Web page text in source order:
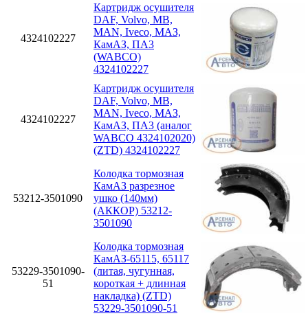
4324102227
Картридж осушителя
DAF, Volvo, MB,
MAN, Iveco, МАЗ,
КамАЗ, ПА3
(WABCO)
4324102227
4324102227
Картридж осушителя
DAF, Volvo, MB,
MAN, Iveco, МАЗ,
КамАЗ, ПА3 (аналог
WABCO 4324102020)
(ZTD) 4324102227
53212-3501090
Колодка тормозная
КамАЗ разрезное
ушко (140мм)
(АККОР) 53212-
3501090
53229-3501090-
51
Колодка тормозная
КамАЗ-65115, 65117
(литая, чугунная,
короткая + длинная
накладка) (ZTD)
53229-3501090-51